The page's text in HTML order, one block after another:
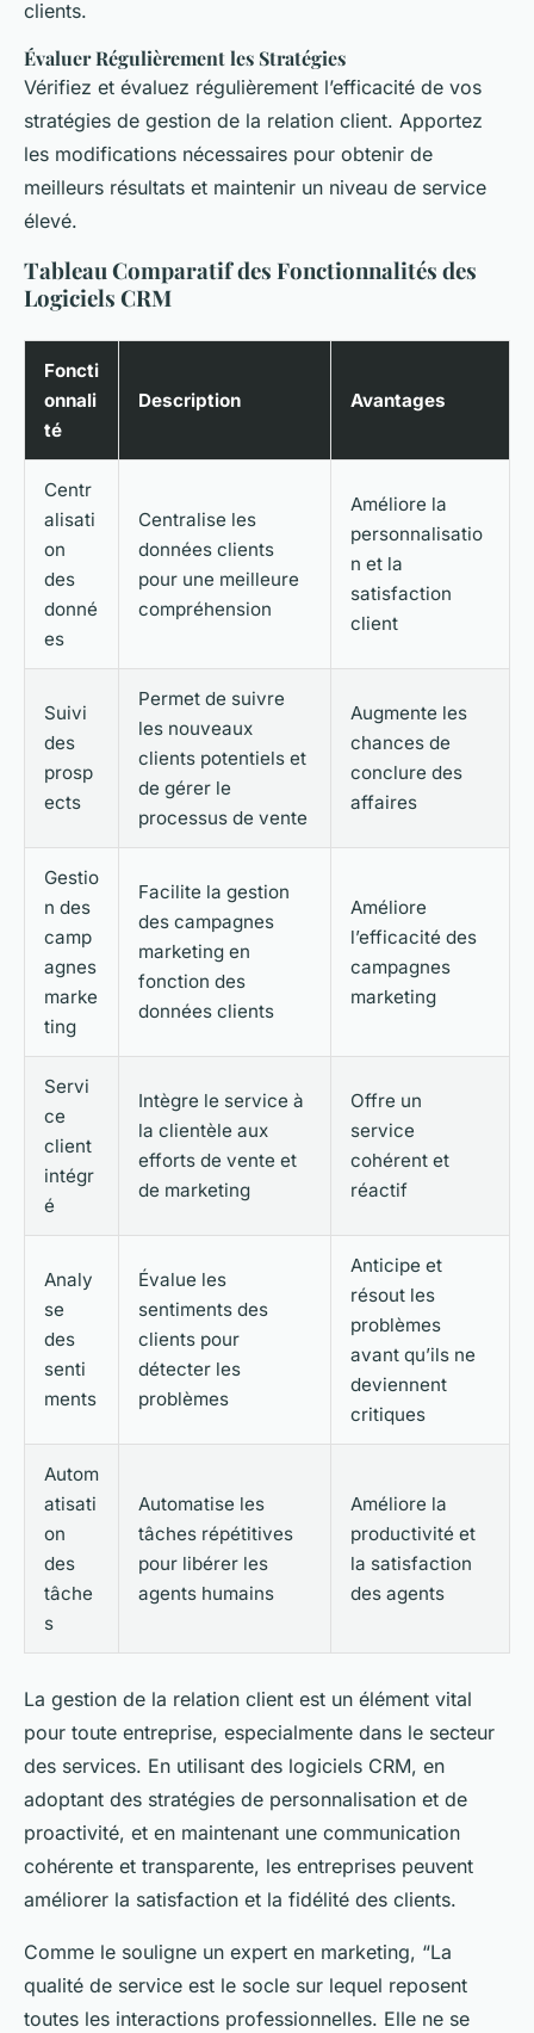
clients.
Évaluer Régulièrement les Stratégies
Vérifiez et évaluez régulièrement l’efficacité de vos
stratégies de gestion de la relation client. Apportez
les modifications nécessaires pour obtenir de
meilleurs résultats et maintenir un niveau de service
élevé.
Tableau Comparatif des Fonctionnalités des
Logiciels CRM
Foncti
onnali
té
Description Avantages
Centr
alisati
on
des
donné
es
Centralise les
données clients
pour une meilleure
compréhension
Améliore la
personnalisatio
n et la
satisfaction
client
Suivi
des
prosp
ects
Permet de suivre
les nouveaux
clients potentiels et
de gérer le
processus de vente
Augmente les
chances de
conclure des
affaires
Gestio
n des
camp
agnes
marke
ting
Facilite la gestion
des campagnes
marketing en
fonction des
données clients
Améliore
l’efficacité des
campagnes
marketing
Servi
ce
client
intégr
é
Intègre le service à
la clientèle aux
efforts de vente et
de marketing
Offre un
service
cohérent et
réactif
Analy
se
des
senti
ments
Évalue les
sentiments des
clients pour
détecter les
problèmes
Anticipe et
résout les
problèmes
avant qu’ils ne
deviennent
critiques
Autom
atisati
on
des
tâche
s
Automatise les
tâches répétitives
pour libérer les
agents humains
Améliore la
productivité et
la satisfaction
des agents
La gestion de la relation client est un élément vital
pour toute entreprise, especialmente dans le secteur
des services. En utilisant des logiciels CRM, en
adoptant des stratégies de personnalisation et de
proactivité, et en maintenant une communication
cohérente et transparente, les entreprises peuvent
améliorer la satisfaction et la fidélité des clients.
Comme le souligne un expert en marketing, “La
qualité de service est le socle sur lequel reposent
toutes les interactions professionnelles. Elle ne se